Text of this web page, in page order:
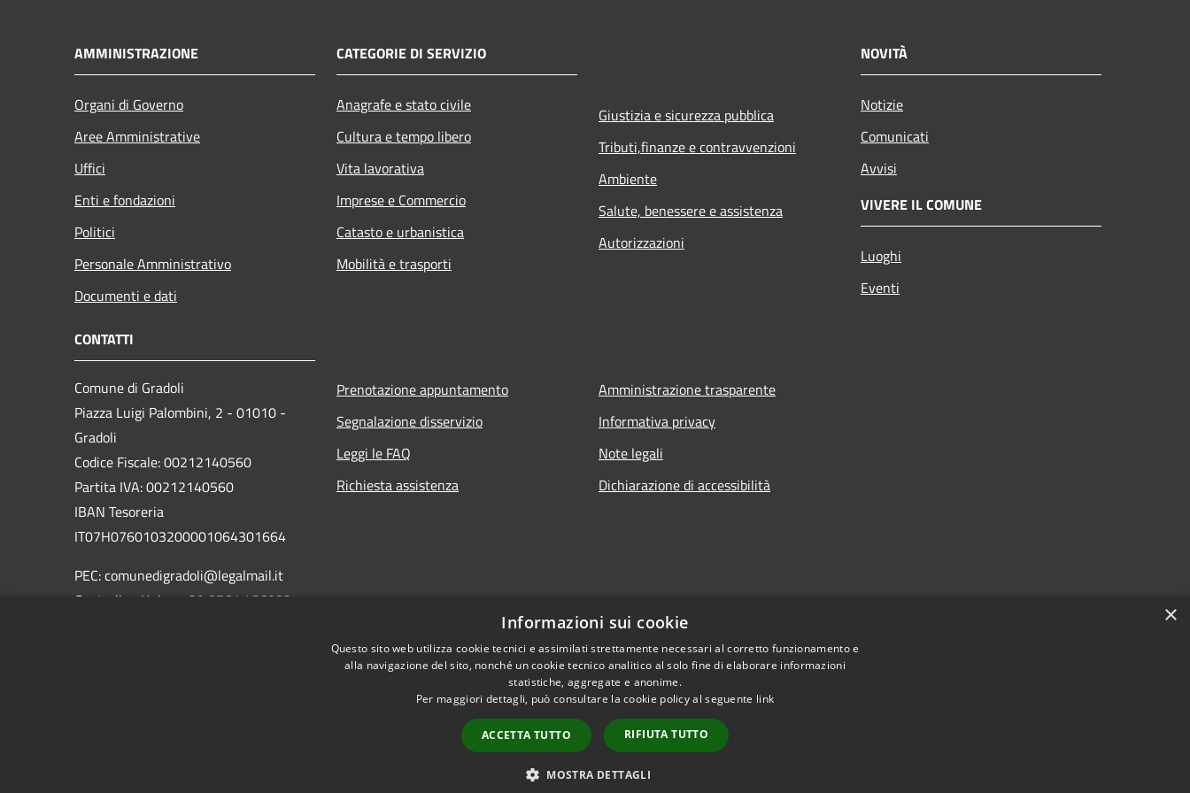
AMMINISTRAZIONE
Organi di Governo
Aree Amministrative
Uffici
Enti e fondazioni
Politici
Personale Amministrativo
Documenti e dati
CATEGORIE DI SERVIZIO
Anagrafe e stato civile
Cultura e tempo libero
Vita lavorativa
Imprese e Commercio
Catasto e urbanistica
Mobilità e trasporti
Giustizia e sicurezza pubblica
Tributi,finanze e contravvenzioni
Ambiente
Salute, benessere e assistenza
Autorizzazioni
NOVITÀ
Notizie
Comunicati
Avvisi
VIVERE IL COMUNE
Luoghi
Eventi
CONTATTI
Comune di Gradoli
Piazza Luigi Palombini, 2 - 01010 -
Gradoli
Codice Fiscale: 00212140560
Partita IVA: 00212140560
IBAN Tesoreria
IT07H0760103200001064301664
PEC: comunedigradoli@legalmail.it
Centralino Unico: +39 0761 456082
Prenotazione appuntamento
Segnalazione disservizio
Leggi le FAQ
Richiesta assistenza
Amministrazione trasparente
Informativa privacy
Note legali
Dichiarazione di accessibilità
Copyright © 2026 • Comune di Gradoli • Powered by
×
Informazioni sui cookie
Questo sito web utilizza cookie tecnici e assimilati strettamente necessari al corretto funzionamento e
alla navigazione del sito, nonché un cookie tecnico analitico al solo fine di elaborare informazioni
statistiche, aggregate e anonime.
Per maggiori dettagli, può consultare la cookie policy al seguente link
ACCETTA TUTTO RIFIUTA TUTTO
MOSTRA DETTAGLI